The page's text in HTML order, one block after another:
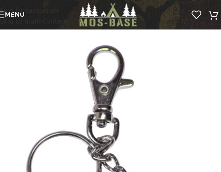
Skip to navigation
Skip to main content
MENU